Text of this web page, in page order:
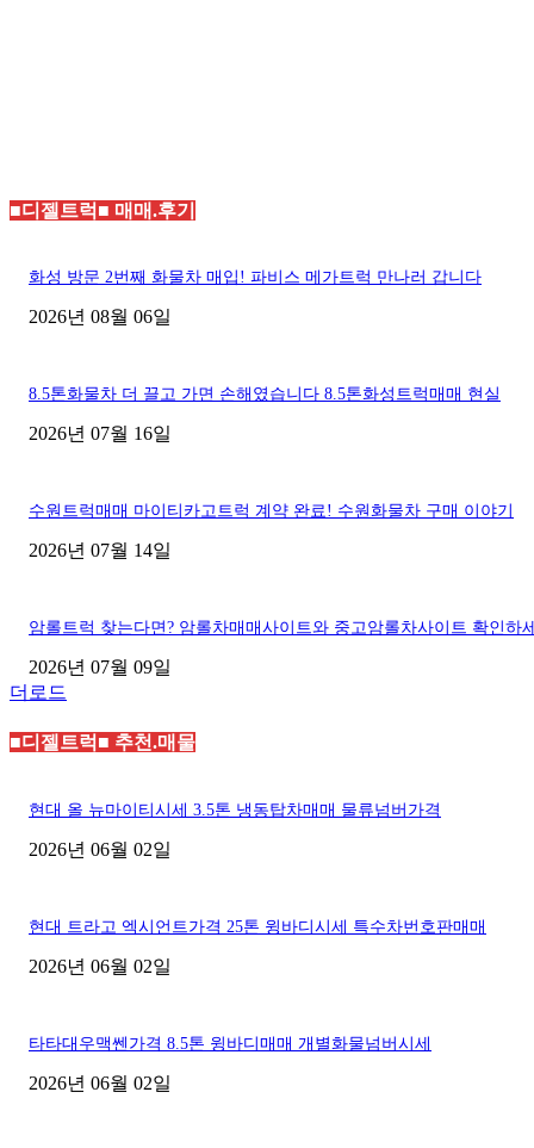
■디젤트럭■ 매매.후기
화성 방문 2번째 화물차 매입! 파비스 메가트럭 만나러 갑니다
2026년 08월 06일
8.5톤화물차 더 끌고 가면 손해였습니다 8.5톤화성트럭매매 현실
2026년 07월 16일
수원트럭매매 마이티카고트럭 계약 완료! 수원화물차 구매 이야기
2026년 07월 14일
암롤트럭 찾는다면? 암롤차매매사이트와 중고암롤차사이트 확인하
2026년 07월 09일
더로드
■디젤트럭■ 추천.매물
현대 올 뉴마이티시세 3.5톤 냉동탑차매매 물류넘버가격
2026년 06월 02일
현대 트라고 엑시언트가격 25톤 윙바디시세 특수차번호판매매
2026년 06월 02일
타타대우맥쎈가격 8.5톤 윙바디매매 개별화물넘버시세
2026년 06월 02일